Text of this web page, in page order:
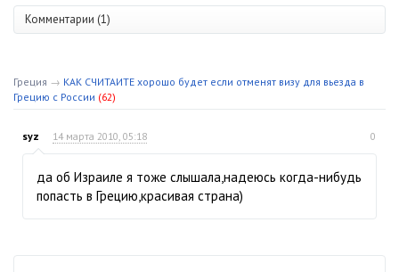
Комментарии (1)
Греция → КАК СЧИТАИТЕ хорошо будет если отменят визу для вьезда в
Грецию с России (62)
syz 14 марта 2010, 05:18 0
да об Израиле я тоже слышала,надеюсь когда-нибудь
попасть в Грецию,красивая страна)